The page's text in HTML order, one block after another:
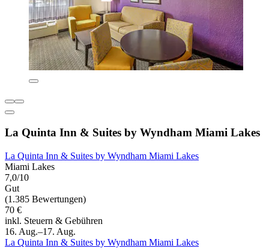
La Quinta Inn & Suites by Wyndham Miami Lakes
La Quinta Inn & Suites by Wyndham Miami Lakes
Miami Lakes
7,0/10
Gut
(1.385 Bewertungen)
70 €
inkl. Steuern & Gebühren
16. Aug.–17. Aug.
La Quinta Inn & Suites by Wyndham Miami Lakes